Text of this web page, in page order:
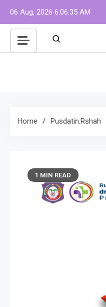
content
06 Aug, 2026 6:06:37 AM
Home Pusdatin.rshah
1 MIN READ